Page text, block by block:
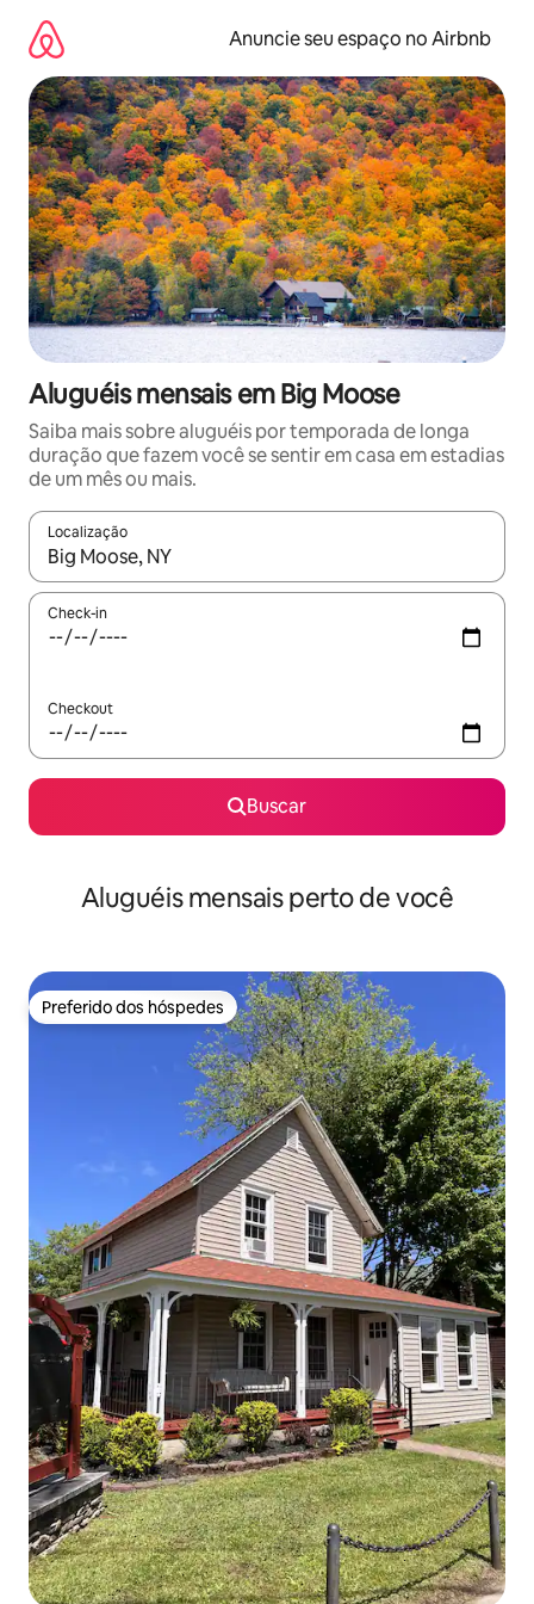
para
conteúdo
Anuncie seu espaço no Airbnb
Aluguéis mensais em Big Moose
Saiba mais sobre aluguéis por temporada de longa
duração que fazem você se sentir em casa em estadias
de um mês ou mais.
Localização
Quando os resultados estiverem disponíveis, explore-os
Check-in
Checkout
Buscar
Aluguéis mensais perto de você
Preferido dos hóspedes
Preferido dos hóspedes